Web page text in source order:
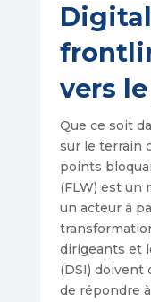
vers
Que ce soit
sur le terrain
points
(FLW) est un
un acteur à
dirigeants et
(DSI)
de répondre